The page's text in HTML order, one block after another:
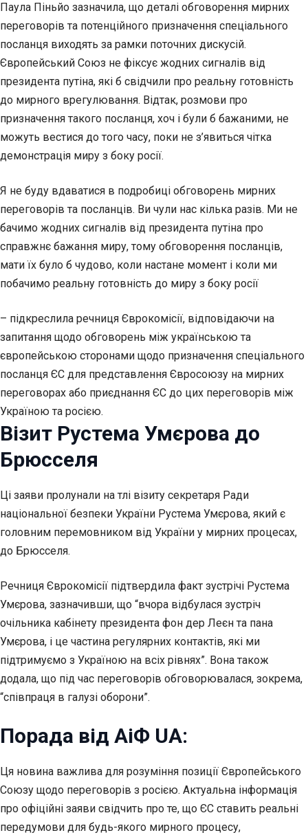
Паула Піньйо зазначила, що деталі обговорення мирних
переговорів та потенційного призначення спеціального
посланця виходять за рамки поточних дискусій.
Європейський Союз не фіксує жодних сигналів від
президента путіна, які б свідчили про реальну готовність
до мирного врегулювання. Відтак, розмови про
призначення такого посланця, хоч і були б бажаними, не
можуть вестися до того часу, поки не з’явиться чітка
демонстрація миру з боку росії.
Я не буду вдаватися в подробиці обговорень мирних
переговорів та посланців. Ви чули нас кілька разів. Ми не
бачимо жодних сигналів від президента путіна про
справжнє бажання миру, тому обговорення посланців,
мати їх було б чудово, коли настане момент і коли ми
побачимо реальну готовність до миру з боку росії
– підкреслила речниця Єврокомісії, відповідаючи на
запитання щодо обговорень між українською та
європейською сторонами щодо призначення спеціального
посланця ЄС для представлення Євросоюзу на мирних
переговорах або приєднання ЄС до цих переговорів між
Україною та росією.
Візит Рустема Умєрова до
Брюсселя
Ці заяви пролунали на тлі візиту секретаря Ради
національної безпеки України Рустема Умєрова, який є
головним перемовником від України у мирних процесах,
до Брюсселя.
Речниця Єврокомісії підтвердила факт зустрічі Рустема
Умєрова, зазначивши, що “вчора відбулася зустріч
очільника кабінету президента фон дер Леєн та пана
Умєрова, і це частина регулярних контактів, які ми
підтримуємо з Україною на всіх рівнях”. Вона також
додала, що під час переговорів обговорювалася, зокрема,
“співпраця в галузі оборони”.
Порада від АіФ UA:
Ця новина важлива для розуміння позиції Європейського
Союзу щодо переговорів з росією. Актуальна інформація
про офіційні заяви свідчить про те, що ЄС ставить реальні
передумови для будь-якого мирного процесу,